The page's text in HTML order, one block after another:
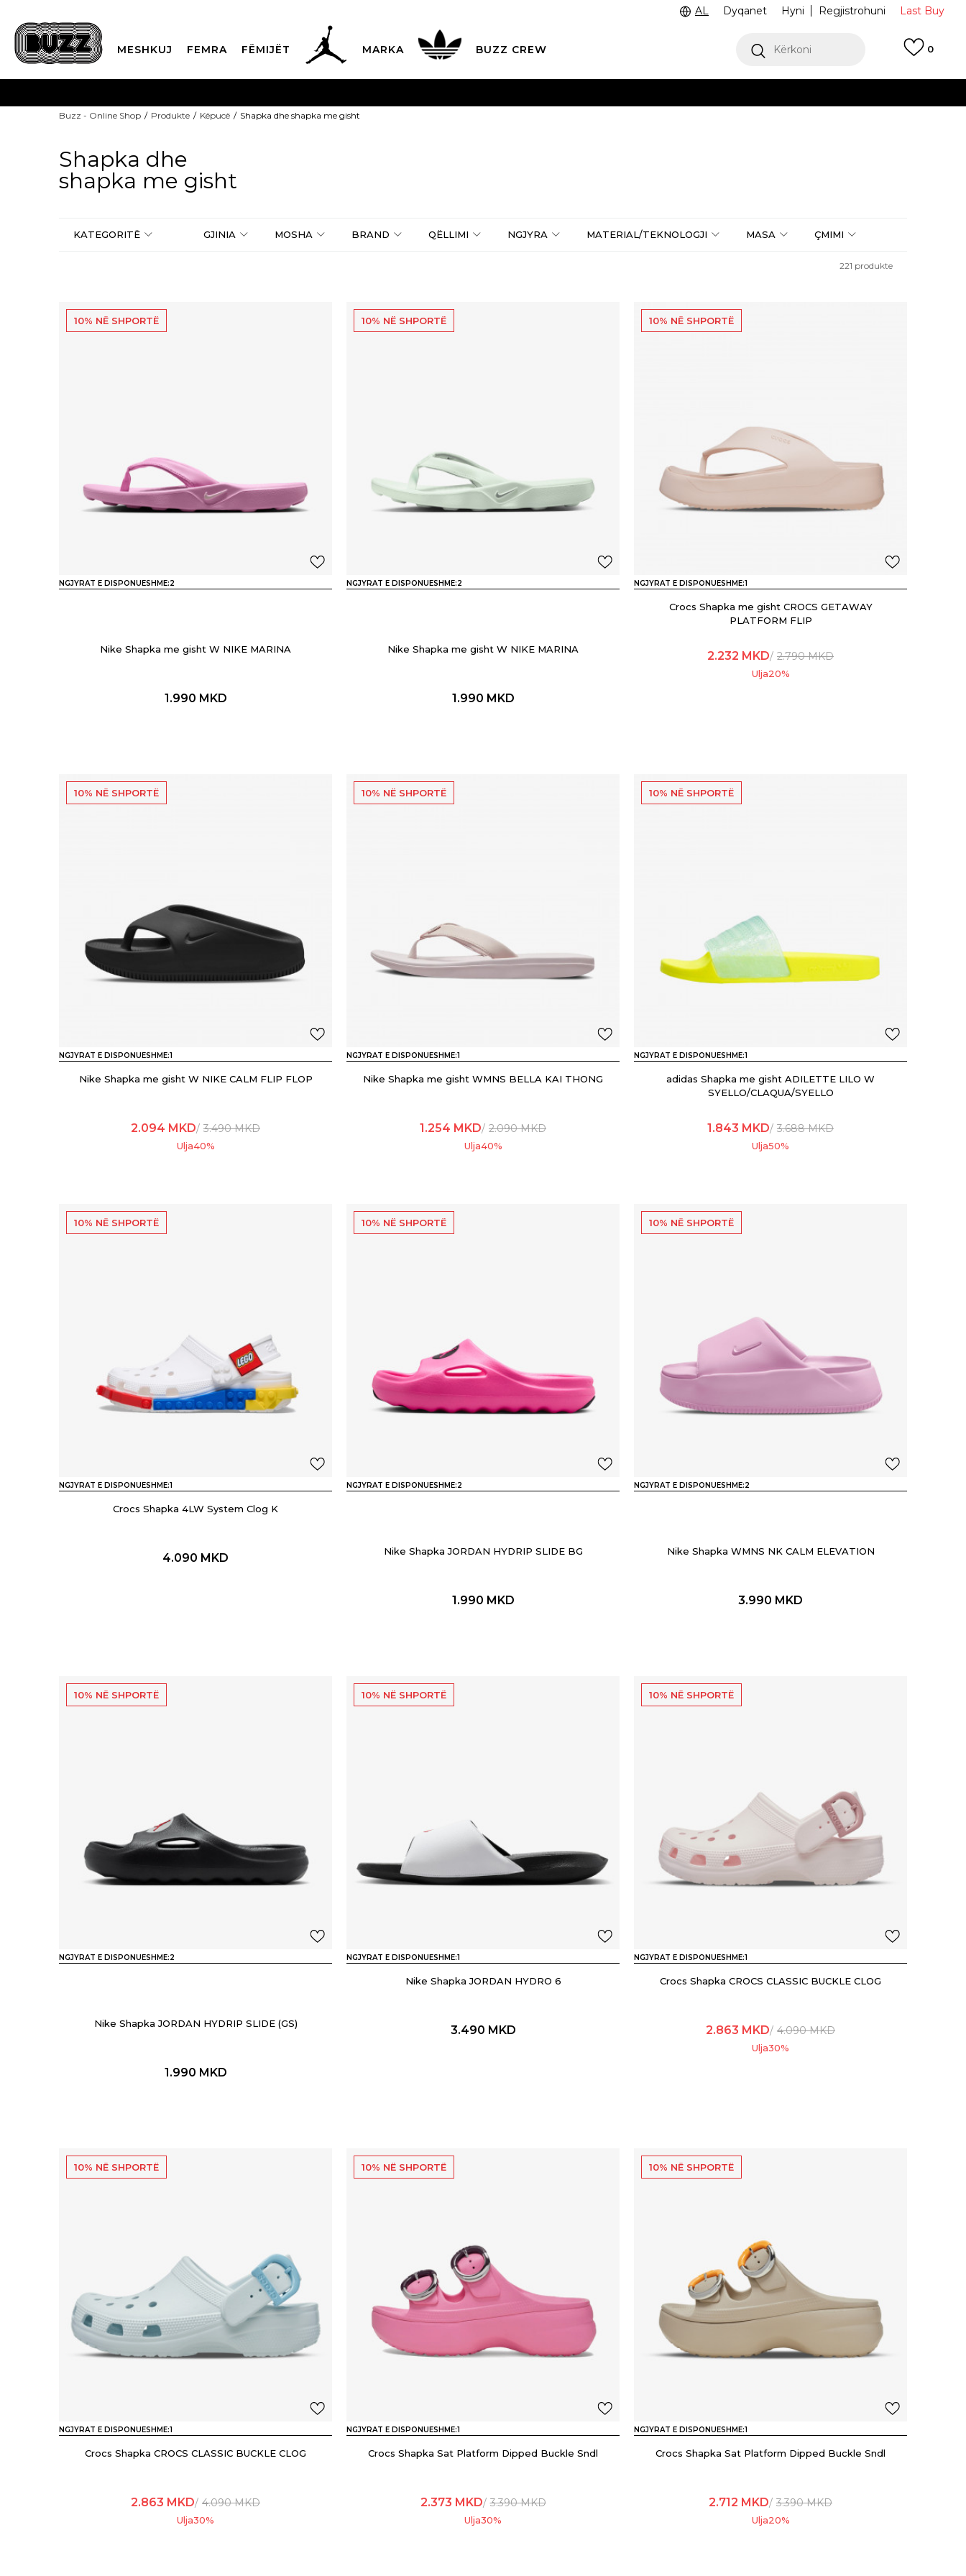
Last Buy
Hyni Regjistrohuni
Dyqanet
AL
MESHKUJ FEMRA FËMIJËT MARKA BUZZ CREW Kërkoni 0
CLICK & COLLECT Paguani me kartë online dhe bëni tërheqjen në dyqanin që ju dëshironi të zgjidhni
Buzz - Online Shop Produkte Këpucë Shapka dhe shapka me gisht
Shapka dhe
shapka me gisht
KATEGORITË GJINIA MOSHA BRAND QËLLIMI NGJYRA MATERIAL/TEKNOLOGJI MASA ÇMIMI
221 produkte
10% NË SHPORTË
NGJYRAT E DISPONUESHME:2
Nike Shapka me gisht W NIKE MARINA
1.990 MKD
10% NË SHPORTË
NGJYRAT E DISPONUESHME:2
Nike Shapka me gisht W NIKE MARINA
1.990 MKD
10% NË SHPORTË
NGJYRAT E DISPONUESHME:1
Crocs Shapka me gisht CROCS GETAWAY
PLATFORM FLIP
2.232 MKD 2.790MKD
Ulja20%
10% NË SHPORTË
NGJYRAT E DISPONUESHME:1
Nike Shapka me gisht W NIKE CALM FLIP FLOP
2.094 MKD 3.490MKD
Ulja40%
10% NË SHPORTË
NGJYRAT E DISPONUESHME:1
Nike Shapka me gisht WMNS BELLA KAI THONG
1.254 MKD 2.090MKD
Ulja40%
10% NË SHPORTË
NGJYRAT E DISPONUESHME:1
adidas Shapka me gisht ADILETTE LILO W
SYELLO/CLAQUA/SYELLO
1.843 MKD 3.688MKD
Ulja50%
10% NË SHPORTË
NGJYRAT E DISPONUESHME:1
Crocs Shapka 4LW System Clog K
4.090 MKD
10% NË SHPORTË
NGJYRAT E DISPONUESHME:2
Nike Shapka JORDAN HYDRIP SLIDE BG
1.990 MKD
10% NË SHPORTË
NGJYRAT E DISPONUESHME:2
Nike Shapka WMNS NK CALM ELEVATION
3.990 MKD
10% NË SHPORTË
NGJYRAT E DISPONUESHME:2
Nike Shapka JORDAN HYDRIP SLIDE (GS)
1.990 MKD
10% NË SHPORTË
NGJYRAT E DISPONUESHME:1
Nike Shapka JORDAN HYDRO 6
3.490 MKD
10% NË SHPORTË
NGJYRAT E DISPONUESHME:1
Crocs Shapka CROCS CLASSIC BUCKLE CLOG
2.863 MKD 4.090MKD
Ulja30%
10% NË SHPORTË
NGJYRAT E DISPONUESHME:1
Crocs Shapka CROCS CLASSIC BUCKLE CLOG
2.863 MKD 4.090MKD
Ulja30%
10% NË SHPORTË
NGJYRAT E DISPONUESHME:1
Crocs Shapka Sat Platform Dipped Buckle Sndl
2.373 MKD 3.390MKD
Ulja30%
10% NË SHPORTË
NGJYRAT E DISPONUESHME:1
Crocs Shapka Sat Platform Dipped Buckle Sndl
2.712 MKD 3.390MKD
Ulja20%